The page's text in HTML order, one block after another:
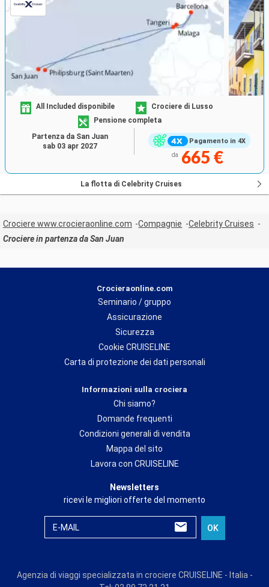
Pagamento in 4X
All Included disponibile
Crociere di Lusso
Pensione completa
da 665 €
Partenza da San Juan
sab 03 apr 2027
La flotta di Celebrity Cruises
Crociere www.crocieraonline.com Compagnie
Celebrity Cruises
Crociere in partenza da San Juan
Crocieraonline.com
Seminario / gruppo
Assicurazione
Sicurezza
Cookie CRUISELINE
Carta di protezione dei dati personali
Informazioni sulla crociera
Chi siamo?
Domande frequenti
Condizioni generali di vendita
Mappa del sito
Lavora con CRUISELINE
Newsletters
ricevi le migliori offerte del momento
E-MAIL OK
Agenzia di viaggi specializzata in crociere CRUISELINE - Italia -